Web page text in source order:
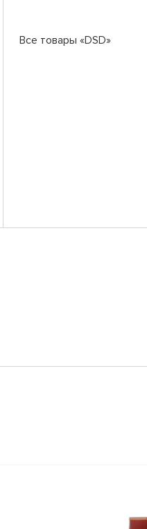
Все товары «DSD»